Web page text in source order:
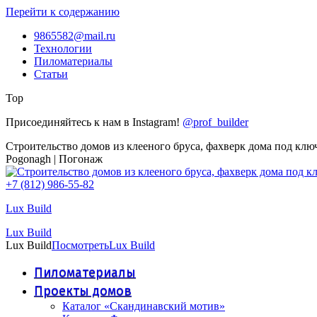
Перейти к содержанию
9865582@mail.ru
Технологии
Пиломатериалы
Статьи
Top
Присоединяйтесь к нам в Instagram! @prof_builder
Строительство домов из клееного бруса, фахверк дома под
Pogonagh | Погонаж
+7 (812) 986-55-82
Lux Build
Lux Build
Lux BuildПосмотретьLux Build
Пиломатериалы
Проекты домов
Каталог «Скандинавский мотив»